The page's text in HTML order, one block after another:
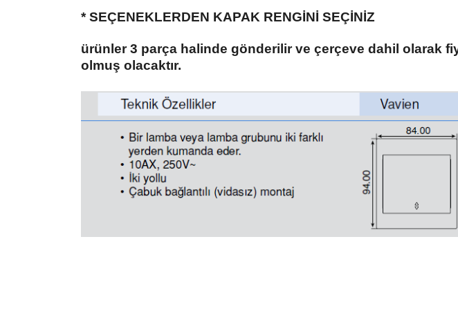
* SEÇENEKLERDEN KAPAK RENGİNİ SEÇİNİZ
ürünler 3 parça halinde gönderilir ve çerçeve dahil olarak
olmuş olacaktır.